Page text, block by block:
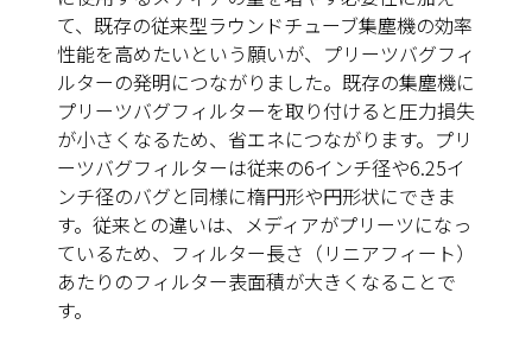
て、既存の従来型ラウンドチューブ集塵機の効率
性能を高めたいという願いが、プリーツバグフィ
ルターの発明につながりました。既存の集塵機に
プリーツバグフィルターを取り付けると圧力損失
が小さくなるため、省エネにつながります。プリ
ーツバグフィルターは従来の6インチ径や6.25イ
ンチ径のバグと同様に楕円形や円形状にできま
す。従来との違いは、メディアがプリーツになっ
ているため、フィルター長さ（リニアフィート）
あたりのフィルター表面積が大きくなることで
す。